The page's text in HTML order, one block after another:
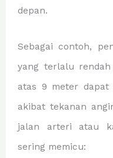
depan.
Sebagai contoh,
yang terlalu
atas 9 meter dapat
akibat tekanan
jalan arteri atau
sering memicu: